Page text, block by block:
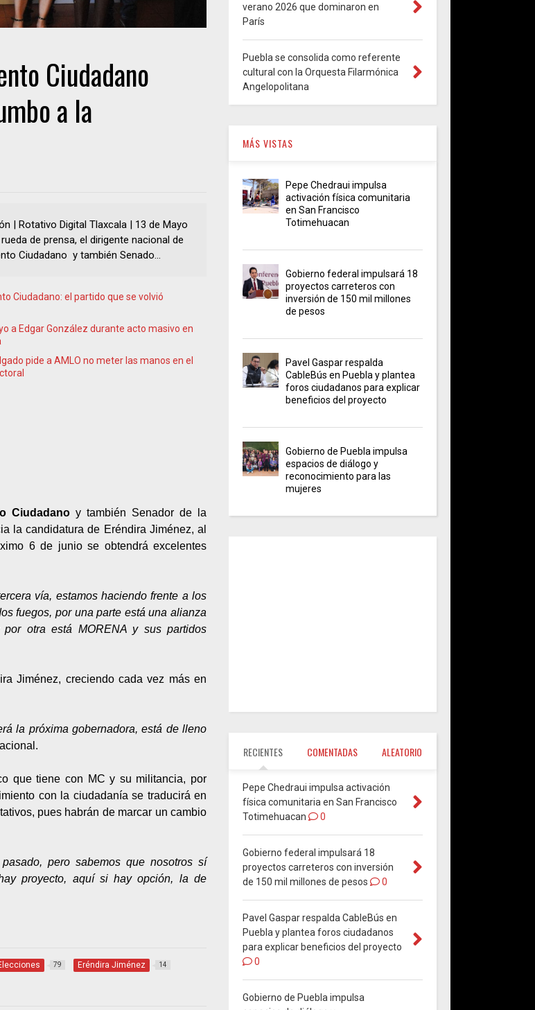
Ciudadano
a la
| Rotativo Digital Tlaxcala | 13 de Mayo
de prensa, el dirigente nacional de
Ciudadano y también Senado...
Ciudadano: el partido que se volvió
a Edgar González durante acto masivo en
pide a AMLO no meter las manos en el
Ciudadanoy también Senador de la
la candidatura de Eréndira Jiménez, al
6 de junio se obtendrá excelentes
vía, estamos haciendo frente a los
fuegos, por una parte está una alianza
por otra está MORENA y sus partidos
Jiménez, creciendo cada vez más en
la próxima gobernadora, está de lleno
que tiene con MC y su militancia, por
con la ciudadanía se traducirá en
pues habrán de marcar un cambio
pero sabemos que nosotros sí
proyecto, aquí si hay opción, la de
79 Eréndira Jiménez 14
verano 2026 que dominaron en
París
Puebla se consolida como referente
cultural con la Orquesta Filarmónica
Angelopolitana
MÁS VISTAS
Pepe Chedraui impulsa
activación física comunitaria
en San Francisco
Totimehuacan
Gobierno federal impulsará 18
proyectos carreteros con
inversión de 150 mil millones
de pesos
Pavel Gaspar respalda
CableBús en Puebla y plantea
foros ciudadanos para explicar
beneficios del proyecto
Gobierno de Puebla impulsa
espacios de diálogo y
reconocimiento para las
mujeres
RECIENTES COMENTADAS ALEATORIO
Pepe Chedraui impulsa activación
física comunitaria en San Francisco
Totimehuacan
0
Gobierno federal impulsará 18
proyectos carreteros con inversión
de 150 mil millones de pesos
0
Pavel Gaspar respalda CableBús en
Puebla y plantea foros ciudadanos
para explicar beneficios del proyecto
0
Gobierno de Puebla impulsa